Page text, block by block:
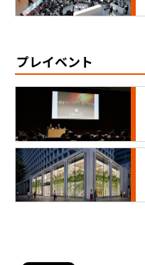
プレイベント